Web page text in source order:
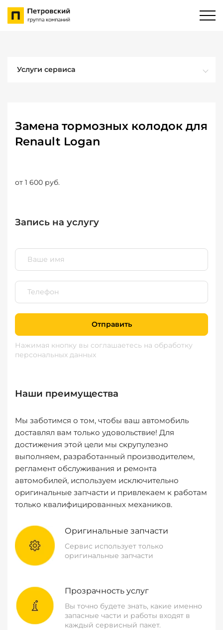
Услуги сервиса
Замена тормозных колодок для
Renault Logan
от 1 600 руб.
Запись на услугу
Отправить
Нажимая кнопку вы соглашаетесь на обработку
персональных данных
Наши преимущества
Мы заботимся о том, чтобы ваш автомобиль
доставлял вам только удовольствие! Для
достижения этой цели мы скрупулезно
выполняем, разработанный производителем,
регламент обслуживания и ремонта
автомобилей, используем исключительно
оригинальные запчасти и привлекаем к работам
только квалифицированных механиков.
Оригинальные запчасти
Сервис использует только
оригинальные запчасти
Прозрачность услуг
Вы точно будете знать, какие именно
запасные части и работы входят в
каждый сервисный пакет.